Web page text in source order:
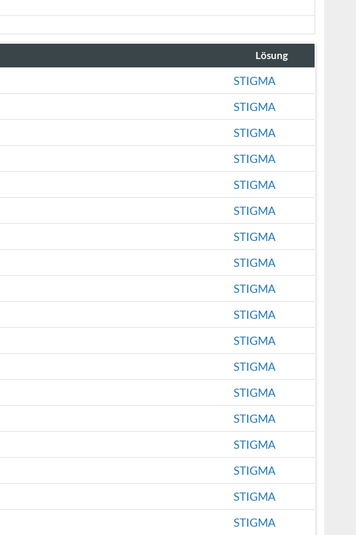
Lösung
STIGMA
STIGMA
STIGMA
STIGMA
STIGMA
STIGMA
STIGMA
STIGMA
STIGMA
STIGMA
STIGMA
STIGMA
STIGMA
STIGMA
STIGMA
STIGMA
STIGMA
STIGMA